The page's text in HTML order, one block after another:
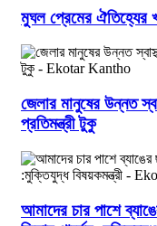
মুঘল প্রেমের ঐতিহ্যের
জেলার মানুষের উন্নত
প্রতিমন্ত্রী টুকু
আমাদের চার পাশে